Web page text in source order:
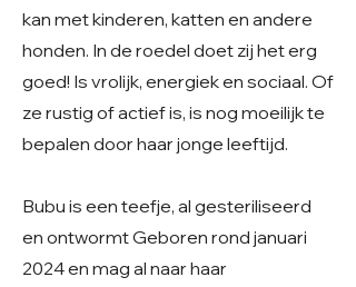
kan met kinderen, katten en andere
honden. In de roedel doet zij het erg
goed! Is vrolijk, energiek en sociaal. Of
ze rustig of actief is, is nog moeilijk te
bepalen door haar jonge leeftijd.
Bubu is een teefje, al gesteriliseerd
en ontwormt Geboren rond januari
2024 en mag al naar haar